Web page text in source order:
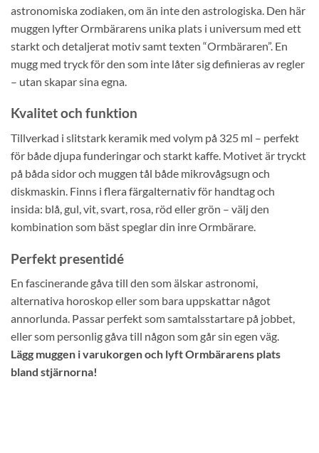
astronomiska zodiaken, om än inte den astrologiska. Den här
muggen lyfter Ormbärarens unika plats i universum med ett
starkt och detaljerat motiv samt texten “Ormbäraren”. En
mugg med tryck för den som inte låter sig definieras av regler
– utan skapar sina egna.
Kvalitet och funktion
Tillverkad i slitstark keramik med volym på 325 ml – perfekt
för både djupa funderingar och starkt kaffe. Motivet är tryckt
på båda sidor och muggen tål både mikrovågsugn och
diskmaskin. Finns i flera färgalternativ för handtag och
insida: blå, gul, vit, svart, rosa, röd eller grön – välj den
kombination som bäst speglar din inre Ormbärare.
Perfekt presentidé
En fascinerande gåva till den som älskar astronomi,
alternativa horoskop eller som bara uppskattar något
annorlunda. Passar perfekt som samtalsstartare på jobbet,
eller som personlig gåva till någon som går sin egen väg.
Lägg muggen i varukorgen och lyft Ormbärarens plats
bland stjärnorna!